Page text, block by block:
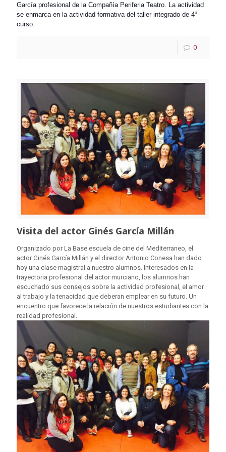
García profesional de la Compañía Periferia Teatro. La actividad
se enmarca en la actividad formativa del taller integrado de 4º
curso.
0
Visita del actor Ginés García Millán
Organizado por La Base escuela de cine del Mediterraneo, el
actor Ginés García Millán y el director Antonio Conesa han dado
hoy una clase magistral a nuestro alumnos. Interesados en la
trayectoria profesional del actor murciano, los alumnos han
escuchado sus consejos sobre la actividad profesional, el amor
al trabajo y la tenacidad que deberan emplear en su futuro. Un
encuentro que favorece la relación de nuestros estudiantes con la
realidad profesional.